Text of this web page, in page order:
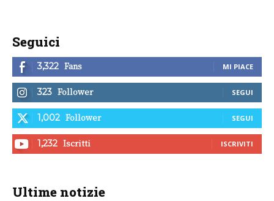
Seguici
3,322 Fans MI PIACE
323 Follower SEGUI
1,002 Follower SEGUI
1,232 Iscritti ISCRIVITI
Ultime notizie